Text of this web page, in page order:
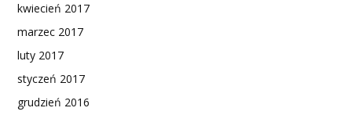
kwiecień 2017
marzec 2017
luty 2017
styczeń 2017
grudzień 2016